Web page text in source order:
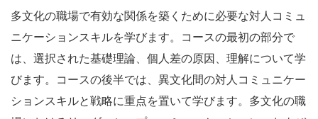
多文化の職場で有効な関係を築くために必要な対人コミュ
ニケーションスキルを学びます。コースの最初の部分で
は、選択された基礎理論、個人差の原因、理解について学
びます。コースの後半では、異文化間の対人コミュニケー
ションスキルと戦略に重点を置いて学びます。多文化の職